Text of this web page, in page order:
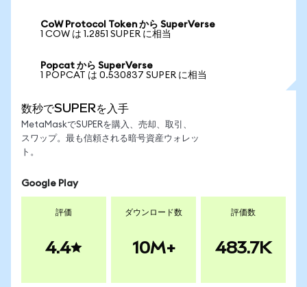
CoW Protocol Token から SuperVerse
1 COW は 1.2851 SUPER に相当
Popcat から SuperVerse
1 POPCAT は 0.530837 SUPER に相当
数秒でSUPERを入手
MetaMaskでSUPERを購入、売却、取引、
スワップ。最も信頼される暗号資産ウォレッ
ト。
Google Play
評価
4.4
ダウンロード数
10M+
評価数
483.7K